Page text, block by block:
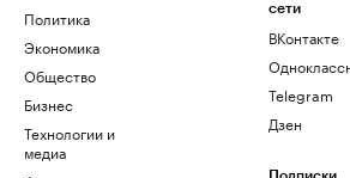
Политика
Экономика
Общество
Бизнес
Технологии и
медиа
сети
ВКонтакте
Telegram
Дзен